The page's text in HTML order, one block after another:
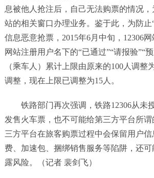
息被他人抢注后，自己无法购票的情况
站的相关窗口办理业务。鉴于此，为防止
信息恶意抢票，2015年6月中旬，12306
网站注册用户名下的“已通过”“请报验”“
（乘车人）累计上限由原来的100人调整
调整，现在上限已调整为15人。
铁路部门再次强调，铁路12306从未
发售火车票，也不可能给第三方平台所谓
三方平台在旅客购票过程中会保留用户
费、加速包、捆绑销售服务等陷阱，还
露风险。（记者 裴剑飞）